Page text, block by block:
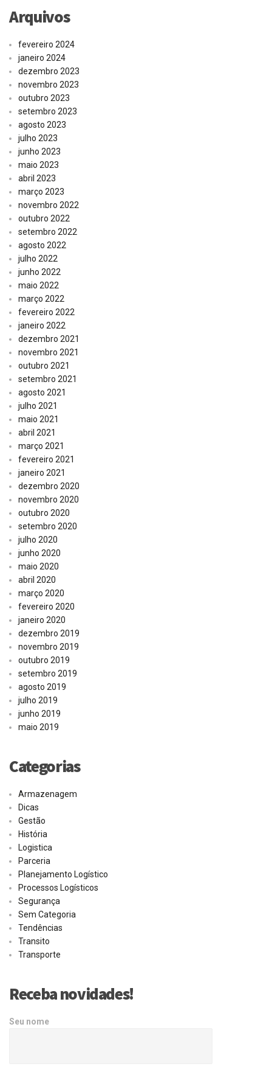
Arquivos
fevereiro 2024
janeiro 2024
dezembro 2023
novembro 2023
outubro 2023
setembro 2023
agosto 2023
julho 2023
junho 2023
maio 2023
abril 2023
março 2023
novembro 2022
outubro 2022
setembro 2022
agosto 2022
julho 2022
junho 2022
maio 2022
março 2022
fevereiro 2022
janeiro 2022
dezembro 2021
novembro 2021
outubro 2021
setembro 2021
agosto 2021
julho 2021
maio 2021
abril 2021
março 2021
fevereiro 2021
janeiro 2021
dezembro 2020
novembro 2020
outubro 2020
setembro 2020
julho 2020
junho 2020
maio 2020
abril 2020
março 2020
fevereiro 2020
janeiro 2020
dezembro 2019
novembro 2019
outubro 2019
setembro 2019
agosto 2019
julho 2019
junho 2019
maio 2019
Categorias
Armazenagem
Dicas
Gestão
História
Logistica
Parceria
Planejamento Logístico
Processos Logísticos
Segurança
Sem Categoria
Tendências
Transito
Transporte
Receba novidades!
Seu nome